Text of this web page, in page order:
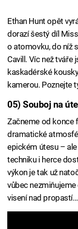
Ethan Hunt opět
dorazí šestý díl
o atomovku, do níž
Cavill. Víc než tváře
kaskadérské
kamerou. Poznejte
05) Souboj na
Začneme od konce
dramatické
epickém útesu –
techniku i herce
výkon je tak už
vůbec
visení nad propastí…